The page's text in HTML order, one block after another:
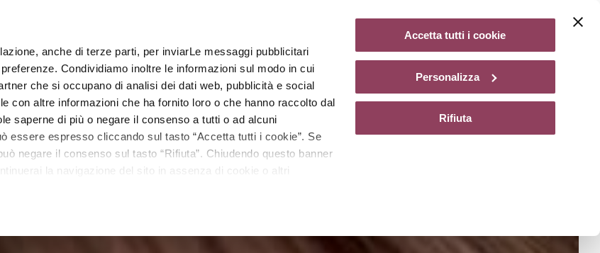
anche di terze parti, per inviarLe messaggi pubblicitari
Condividiamo inoltre le informazioni sul modo in cui
che si occupano di analisi dei dati web, pubblicità e social
con altre informazioni che ha fornito loro o che hanno raccolto dal
saperne di più o negare il consenso a tutti o ad alcuni
essere espresso cliccando sul tasto “Accetta tutti i cookie”. Se
negare il consenso sul tasto “Rifiuta”. Chiudendo questo banner
la navigazione del sito in assenza di cookie o altri
Accetta tutti i cookie
Personalizza
Rifiuta
Trattamenti Centri estetici Matis Paris Magazine